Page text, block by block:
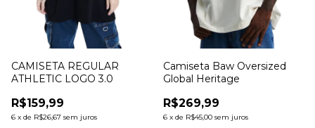
CAMISETA REGULAR
ATHLETIC LOGO 3.0
R$159,99
6 x de R$26,67 sem juros
Camiseta Baw Oversized
Global Heritage
R$269,99
6 x de R$45,00 sem juros